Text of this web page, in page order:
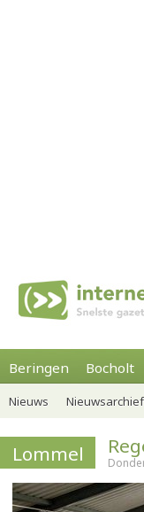
Beringen Bocholt
Nieuws Nieuwsarchief
Lommel